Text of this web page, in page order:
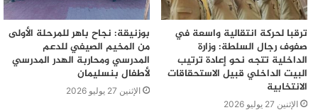
ترقبا لحركة انتقالية واسعة في
صفوف رجال السلطة: وزارة
الداخلية تتجه نحو إعادة ترتيب
البيت الداخلي قبيل الاستحقاقات
الانتخابية
الإثنين 27 يوليو 2026
بوزنيقة: نجاح باهر للمرحلة الأولى
من المخيم الصيفي للدعم
المدرسي ومحاربة الهدر المدرسي
لأطفال بنسليمان
الإثنين 27 يوليو 2026